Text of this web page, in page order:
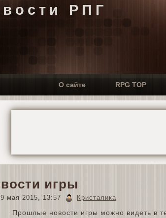
РПГ
О сайте RPG TOP
игры
мая 2015, 13:57 Кристалика
Прошлые новости игры можно видеть в